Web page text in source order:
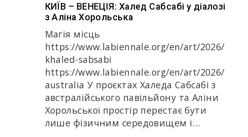
КИЇВ – ВЕНЕЦІЯ: Халед Сабсабі у діалозі
з Аліна Хорольська
Магія місць
https://www.labiennale.org/en/art/2026/
khaled-sabsabi
https://www.labiennale.org/en/art/2026/
australia У проєктах Халеда Сабсабі з
австралійського павільйону та Аліни
Хорольської простір перестає бути
лише фізичним середовищем і…